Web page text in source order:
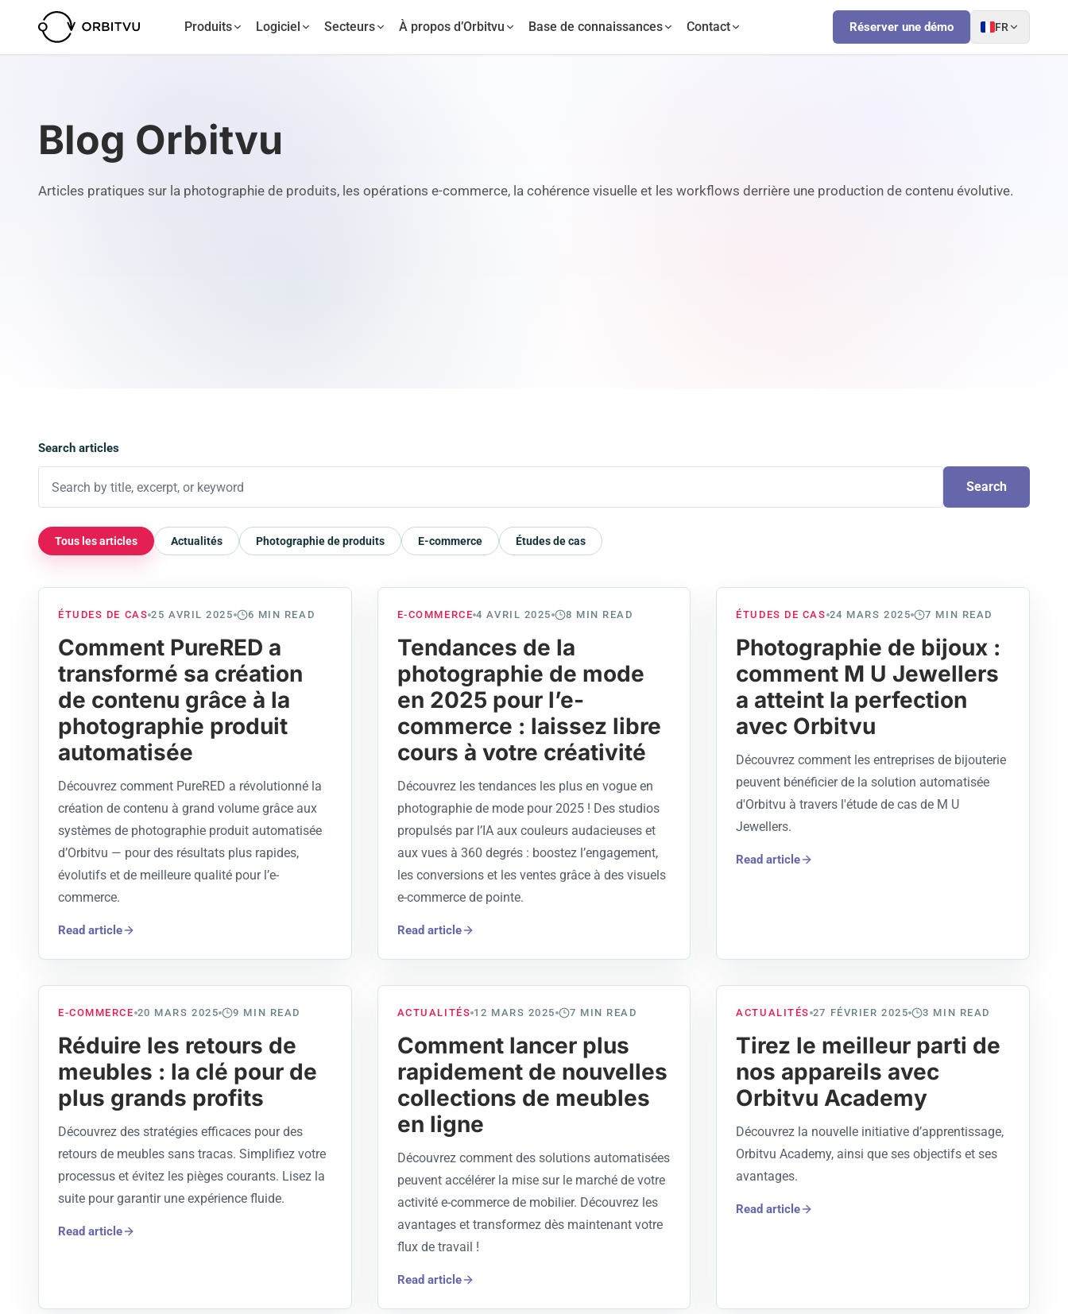
Produits Logiciel Secteurs À propos d’Orbitvu Base de connaissances Contact Réserver une démo FR
Blog Orbitvu
Articles pratiques sur la photographie de produits, les opérations e-commerce, la cohérence visuelle et les workflows derrière une production de contenu évolutive.
Search articles
Search
Tous les articles Actualités Photographie de produits E-commerce Études de cas
ÉTUDES DE CAS 25 AVRIL 2025 6 MIN READ
Comment PureRED a
transformé sa création
de contenu grâce à la
photographie produit
automatisée
Découvrez comment PureRED a révolutionné la
création de contenu à grand volume grâce aux
systèmes de photographie produit automatisée
d’Orbitvu — pour des résultats plus rapides,
évolutifs et de meilleure qualité pour l’e-
commerce.
Read article
E-COMMERCE 4 AVRIL 2025 8 MIN READ
Tendances de la
photographie de mode
en 2025 pour l’e-
commerce : laissez libre
cours à votre créativité
Découvrez les tendances les plus en vogue en
photographie de mode pour 2025 ! Des studios
propulsés par l’IA aux couleurs audacieuses et
aux vues à 360 degrés : boostez l’engagement,
les conversions et les ventes grâce à des visuels
e-commerce de pointe.
Read article
ÉTUDES DE CAS 24 MARS 2025 7 MIN READ
Photographie de bijoux :
comment M U Jewellers
a atteint la perfection
avec Orbitvu
Découvrez comment les entreprises de bijouterie
peuvent bénéficier de la solution automatisée
d'Orbitvu à travers l'étude de cas de M U
Jewellers.
Read article
E-COMMERCE 20 MARS 2025 9 MIN READ
Réduire les retours de
meubles : la clé pour de
plus grands profits
Découvrez des stratégies efficaces pour des
retours de meubles sans tracas. Simplifiez votre
processus et évitez les pièges courants. Lisez la
suite pour garantir une expérience fluide.
Read article
ACTUALITÉS 12 MARS 2025 7 MIN READ
Comment lancer plus
rapidement de nouvelles
collections de meubles
en ligne
Découvrez comment des solutions automatisées
peuvent accélérer la mise sur le marché de votre
activité e-commerce de mobilier. Découvrez les
avantages et transformez dès maintenant votre
flux de travail !
Read article
ACTUALITÉS 27 FÉVRIER 2025 3 MIN READ
Tirez le meilleur parti de
nos appareils avec
Orbitvu Academy
Découvrez la nouvelle initiative d’apprentissage,
Orbitvu Academy, ainsi que ses objectifs et ses
avantages.
Read article